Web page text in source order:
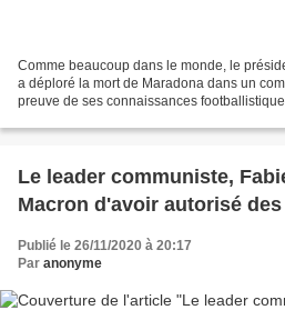
Comme beaucoup dans le monde, le
a déploré la mort de Maradona dans un
preuve de ses connaissances
Le leader communiste,
Macron d'avoir autorisé
Publié le 26/11/2020 à 20:17
Par anonyme